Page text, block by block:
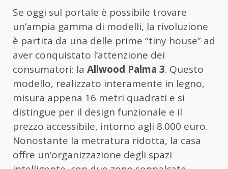
Se oggi sul portale è possibile trovare
un’ampia gamma di modelli, la rivoluzione
è partita da una delle prime “tiny house” ad
aver conquistato l’attenzione dei
consumatori: la Allwood Palma 3. Questo
modello, realizzato interamente in legno,
misura appena 16 metri quadrati e si
distingue per il design funzionale e il
prezzo accessibile, intorno agli 8.000 euro.
Nonostante la metratura ridotta, la casa
offre un’organizzazione degli spazi